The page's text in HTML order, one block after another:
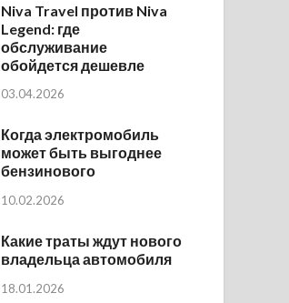
Niva Travel против Niva
Legend: где
обслуживание
обойдется дешевле
03.04.2026
Когда электромобиль
может быть выгоднее
бензинового
10.02.2026
Какие траты ждут нового
владельца автомобиля
18.01.2026